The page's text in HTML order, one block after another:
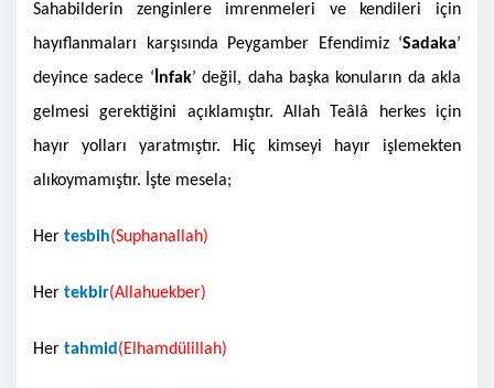
Sahabilderin zenginlere imrenmeleri ve kendileri için
hayıflanmaları karşısında Peygamber Efendimiz ‘Sadaka’
deyince sadece ‘ İnfak’ değil, daha başka konuların da akla
gelmesi gerektiğini açıklamıştır. Allah Teâlâ herkes için
hayır yolları yaratmıştır. Hiç kimseyi hayır işlemekten
alıkoymamıştır. İşte mesela;
Her tesbih(Suphanallah)
Her tekbir(Allahuekber)
Her tahmid (Elhamdülillah)